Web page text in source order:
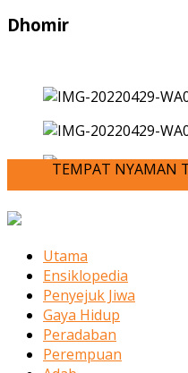
Dhomir
TEMPAT NYAMAN
Utama
Ensiklopedia
Penyejuk Jiwa
Gaya Hidup
Peradaban
Perempuan